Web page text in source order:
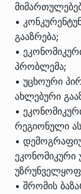
•
გააზრება;
•
პრობლემა;
• უცხოური
ახლებური
•
რეგიონული
•
ეკონომიკური
• შრომის